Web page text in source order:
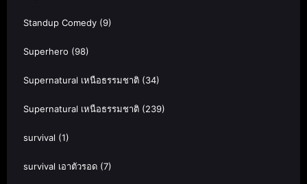
Standup Comedy (9)
Superhero (98)
Supernatural เหนือธรรมชาติ (34)
Supernatural เหนือธรรมชาติ (239)
survival (1)
survival เอาตัวรอด (7)